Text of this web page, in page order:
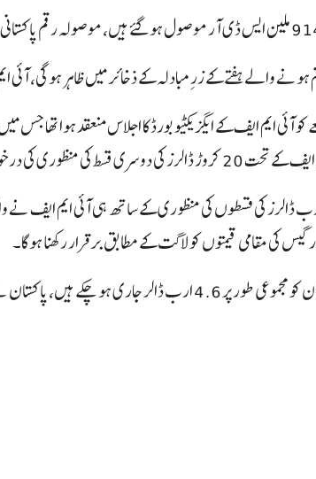
کی درخواست پر غور کیا گیا تھا۔
ازیں پاکستان کیلئے 1.3 ارب ڈالرز کی قسطوں کی منظوری کے ساتھ ہی
گیس کی مقامی قیمتوں کو لاگت کے مطابق برقرار رکھنا ہو گا۔
2024 میں 37 ماہ کے لیے ای ایف ایف پروگرام لیا تھا۔